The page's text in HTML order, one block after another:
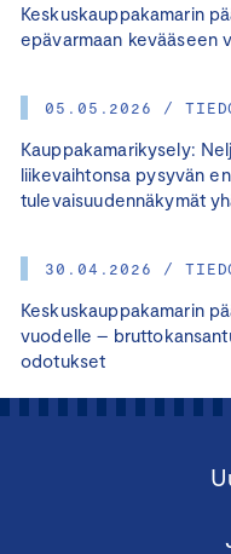
Keskuskauppakamarin
epävarmaan kevääseen
05.05.2026 /
Kauppakamarikysely:
liikevaihtonsa pysyvän
tulevaisuudennäkymät
30.04.2026 /
Keskuskauppakamarin
vuodelle –
odotukset